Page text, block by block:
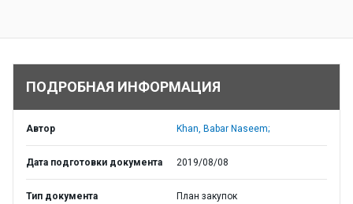
ПОДРОБНАЯ ИНФОРМАЦИЯ
Автор Khan, Babar Naseem;
Дата подготовки документа 2019/08/08
Тип документа План закупок